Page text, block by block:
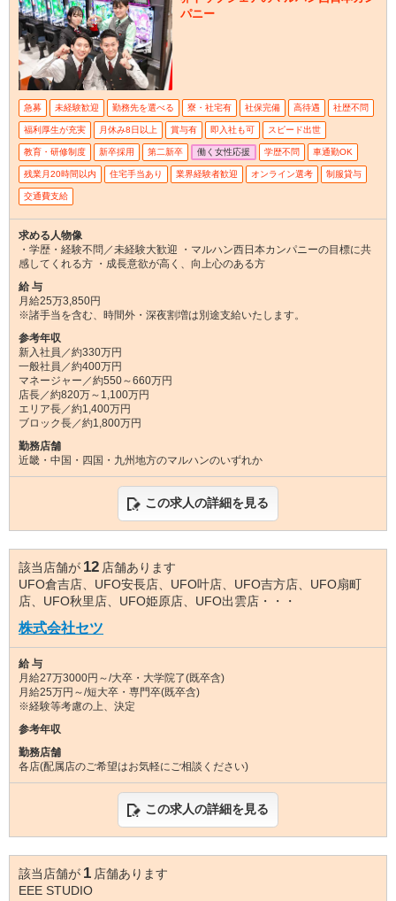
パニー
急募 未経験歓迎 勤務先を選べる 寮・社宅有 社保完備 高待遇 社歴不問
福利厚生が充実 月休み8日以上 賞与有 即入社も可 スピード出世
教育・研修制度 新卒採用 第二新卒 働く女性応援 学歴不問 車通勤OK
残業月20時間以内 住宅手当あり 業界経験者歓迎 オンライン選考 制服貸与
交通費支給
求める人物像
・学歴・経験不問／未経験大歓迎 ・マルハン西日本カンパニーの目標に共
感してくれる方 ・成長意欲が高く、向上心のある方
給 与
月給25万3,850円
※諸手当を含む、時間外・深夜割増は別途支給いたします。
参考年収
新入社員／約330万円
一般社員／約400万円
マネージャー／約550～660万円
店長／約820万～1,100万円
エリア長／約1,400万円
ブロック長／約1,800万円
勤務店舗
近畿・中国・四国・九州地方のマルハンのいずれか
この求人の詳細を見る
該当店舗が 12 店舗あります
UFO倉吉店、UFO安長店、UFO叶店、UFO吉方店、UFO扇町
店、UFO秋里店、UFO姫原店、UFO出雲店・・・
株式会社セツ
給 与
月給27万3000円～/大卒・大学院了(既卒含)
月給25万円～/短大卒・専門卒(既卒含)
※経験等考慮の上、決定
参考年収
勤務店舗
各店(配属店のご希望はお気軽にご相談ください)
この求人の詳細を見る
該当店舗が 1 店舗あります
EEE STUDIO